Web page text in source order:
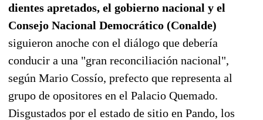
dientes apretados, el gobierno nacional y el
Consejo Nacional Democrático (Conalde)
siguieron anoche con el diálogo que debería
conducir a una "gran reconciliación nacional",
según Mario Cossío, prefecto que representa al
grupo de opositores en el Palacio Quemado.
Disgustados por el estado de sitio en Pando, los